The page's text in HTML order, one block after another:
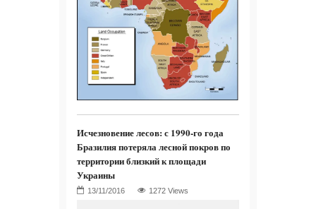
Исчезновение лесов: с 1990-го года
Бразилия потеряла лесной покров по
территории близкий к площади
Украины
1272 Views